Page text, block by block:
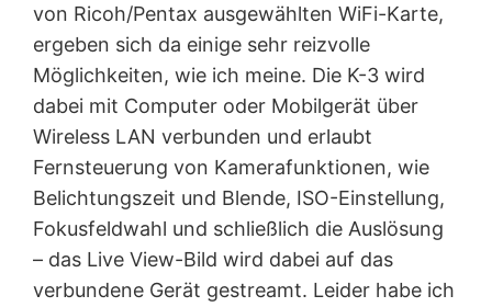
von Ricoh/Pentax ausgewählten WiFi-Karte,
ergeben sich da einige sehr reizvolle
Möglichkeiten, wie ich meine. Die K-3 wird
dabei mit Computer oder Mobilgerät über
Wireless LAN verbunden und erlaubt
Fernsteuerung von Kamerafunktionen, wie
Belichtungszeit und Blende, ISO-Einstellung,
Fokusfeldwahl und schließlich die Auslösung
– das Live View-Bild wird dabei auf das
verbundene Gerät gestreamt. Leider habe ich